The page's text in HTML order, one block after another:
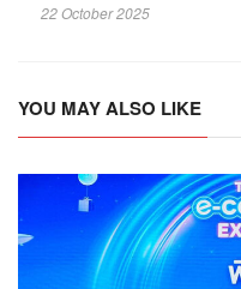
22 October 2025
YOU MAY ALSO LIKE